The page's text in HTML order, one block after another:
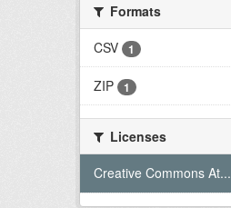
Formats
CSV
1
ZIP 1
Licenses
Creative Commons At...